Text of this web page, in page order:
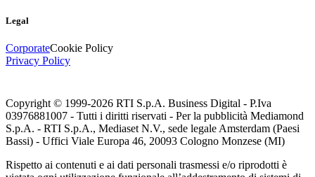
Legal
CorporateCookie Policy
Privacy Policy
Copyright © 1999-2026 RTI S.p.A. Business Digital - P.Iva
03976881007 - Tutti i diritti riservati - Per la pubblicità Mediamond
S.p.A. - RTI S.p.A., Mediaset N.V., sede legale Amsterdam (Paesi
Bassi) - Uffici Viale Europa 46, 20093 Cologno Monzese (MI)
Rispetto ai contenuti e ai dati personali trasmessi e/o riprodotti è